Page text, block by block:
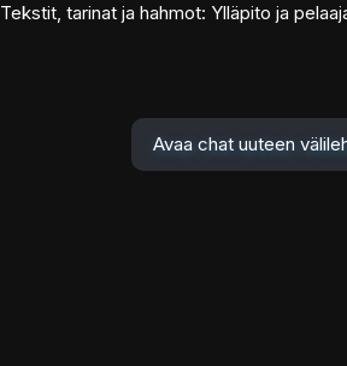
Tekstit, tarinat ja hahmot: Ylläpito ja
Avaa chat uuteen